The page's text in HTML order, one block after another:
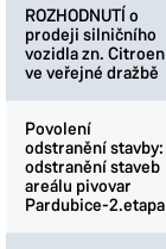
ROZHODNUTÍ o
prodeji silničního
vozidla zn. Citroen
ve veřejné dražbě
Povolení
odstranění stavby:
odstranění staveb
areálu pivovar
Pardubice-2.etapa
ROZHODNUTÍ o
prodeji silničního
vozidla zn. Citroen
ve veřejné dražbě
Povolení
odstranění stavby:
odstranění staveb
areálu pivovar
Pardubice-2.etapa